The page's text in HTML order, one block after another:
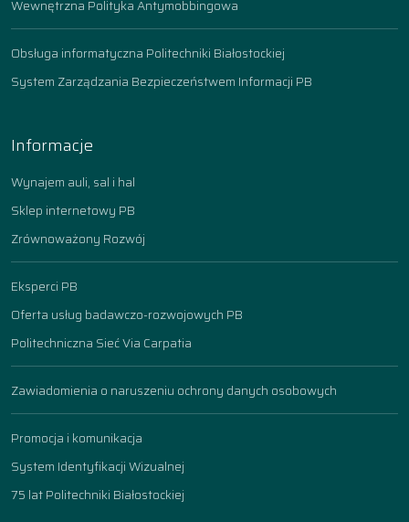
Wewnętrzna Polityka Antymobbingowa
Obsługa informatyczna Politechniki Białostockiej
System Zarządzania Bezpieczeństwem Informacji PB
Informacje
Wynajem auli, sal i hal
Sklep internetowy PB
Zrównoważony Rozwój
Eksperci PB
Oferta usług badawczo-rozwojowych PB
Politechniczna Sieć Via Carpatia
Zawiadomienia o naruszeniu ochrony danych osobowych
Promocja i komunikacja
System Identyfikacji Wizualnej
75 lat Politechniki Białostockiej